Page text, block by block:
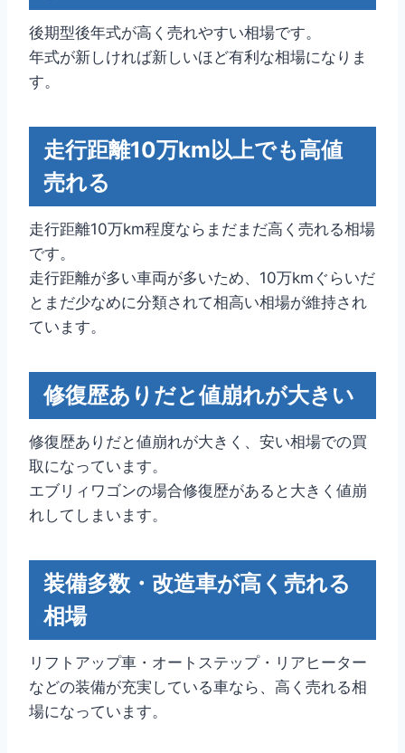
後期型後年式が高く売れやすい相場です。
年式が新しければ新しいほど有利な相場になりま
す。
走行距離10万km以上でも高値
売れる
走行距離10万km程度ならまだまだ高く売れる相場
です。
走行距離が多い車両が多いため、10万kmぐらいだ
とまだ少なめに分類されて相高い相場が維持され
ています。
修復歴ありだと値崩れが大きい
修復歴ありだと値崩れが大きく、安い相場での買
取になっています。
エブリィワゴンの場合修復歴があると大きく値崩
れしてしまいます。
装備多数・改造車が高く売れる
相場
リフトアップ車・オートステップ・リアヒーター
などの装備が充実している車なら、高く売れる相
場になっています。